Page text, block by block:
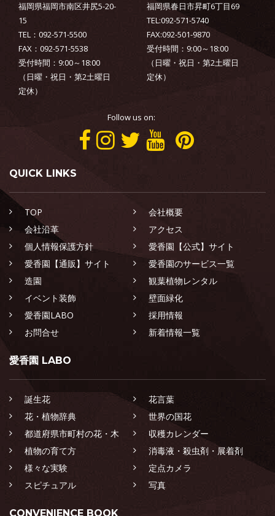
福岡県福岡市南区井尻5-20-
15
TEL：092-571-5500
FAX：092-571-5538
受付時間：9:00～18:00
（日曜・祝日・第2土曜日
定休）
福岡県春日市昇町6丁目69
TEL:092-571-5740
FAX:092-501-9870
受付時間：9:00～18:00
（日曜・祝日・第2土曜日
定休）
Follow us on:
QUICK LINKS
TOP
会社概要
会社沿革
アクセス
個人情報保護方針
愛香園【公式】サイト
愛香園【通販】サイト
愛香園のサービス一覧
造園
観葉植物レンタル
イベント装飾
壁面緑化
愛香園LABO
採用情報
お問合せ
新着情報一覧
愛香園 LABO
誕生花
花言葉
花・植物辞典
世界の国花
都道府県市町村の花・木
収穫カレンダー
植物の育て方
消毒液・殺虫剤・展着剤
様々な実験
定点カメラ
スピチュアル
写真
CONVENIENCE BOOK